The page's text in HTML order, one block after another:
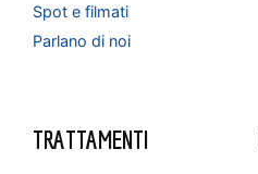
Spot e filmati
Parlano di noi
TRATTAMENTI